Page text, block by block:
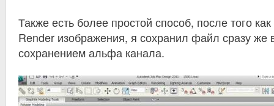
Также есть более простой способ, после того
Render изображения, я сохранил файл сразу же
сохранением альфа канала.